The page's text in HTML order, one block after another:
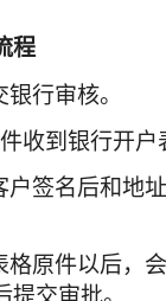
程
银行审核。
收到银行开
签名后和地
原件以后，
提交审批。